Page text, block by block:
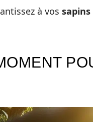
à vos sapins